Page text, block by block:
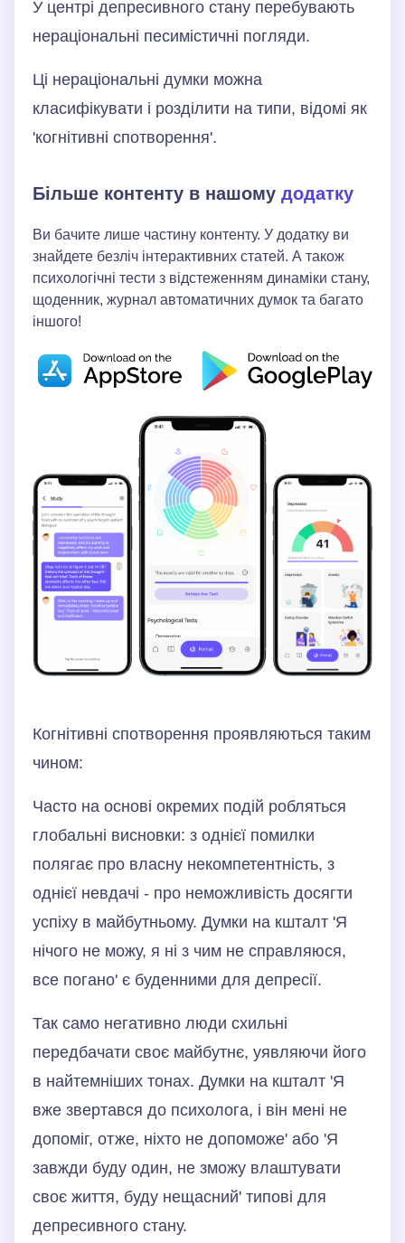
У центрі депресивного стану перебувають
нераціональні песимістичні погляди.
Ці нераціональні думки можна
класифікувати і розділити на типи, відомі як
'когнітивні спотворення'.
Більше контенту в нашому додатку
Ви бачите лише частину контенту. У додатку ви
знайдете безліч інтерактивних статей. А також
психологічні тести з відстеженням динаміки стану,
щоденник, журнал автоматичних думок та багато
іншого!
Когнітивні спотворення проявляються таким
чином:
Часто на основі окремих подій робляться
глобальні висновки: з однієї помилки
полягає про власну некомпетентність, з
однієї невдачі - про неможливість досягти
успіху в майбутньому. Думки на кшталт 'Я
нічого не можу, я ні з чим не справляюся,
все погано' є буденними для депресії.
Так само негативно люди схильні
передбачати своє майбутнє, уявляючи його
в найтемніших тонах. Думки на кшталт 'Я
вже звертався до психолога, і він мені не
допоміг, отже, ніхто не допоможе' або 'Я
завжди буду один, не зможу влаштувати
своє життя, буду нещасний' типові для
депресивного стану.